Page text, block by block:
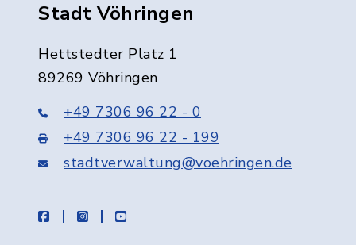
Stadt Vöhringen
Hettstedter Platz 1
89269 Vöhringen
+49 7306 96 22 - 0
+49 7306 96 22 - 199
stadtverwaltung@voehringen.de
facebookinstagramyoutube